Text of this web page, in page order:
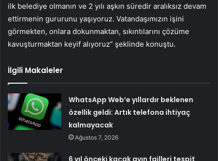
ilk belediye olmanın ve 2 yılı aşkın süredir aralıksız devam
ettirmenin gururunu yaşıyoruz. Vatandaşımızın işini
görmekten, onlara dokunmaktan, sıkıntılarını çözüme
kavuşturmaktan keyif alıyoruz” şeklinde konuştu.
İlgili Makaleler
WhatsApp Web’e yıllardır beklenen
özellik geldi: Artık telefona ihtiyaç
kalmayacak
Ağustos 7, 2026